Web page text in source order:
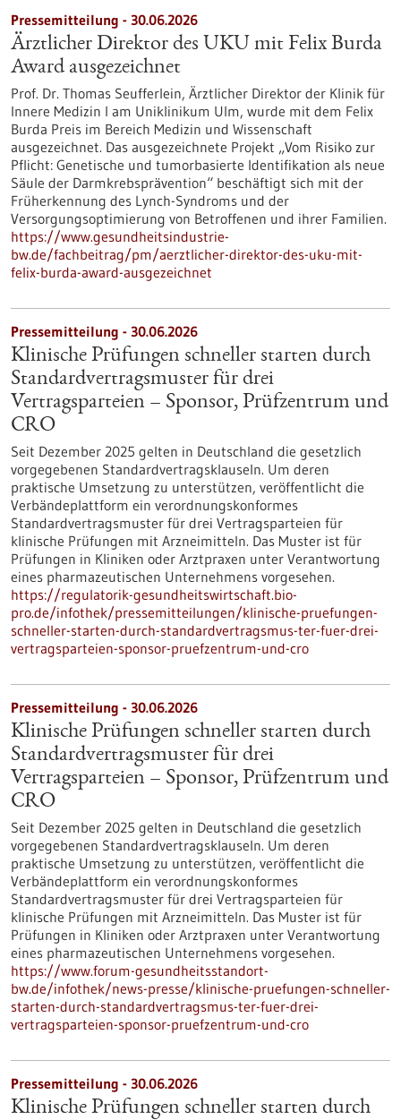
Pressemitteilung - 30.06.2026
Ärztlicher Direktor des UKU mit Felix Burda
Award ausgezeichnet
Prof. Dr. Thomas Seufferlein, Ärztlicher Direktor der Klinik für
Innere Medizin I am Uniklinikum Ulm, wurde mit dem Felix
Burda Preis im Bereich Medizin und Wissenschaft
ausgezeichnet. Das ausgezeichnete Projekt „Vom Risiko zur
Pflicht: Genetische und tumorbasierte Identifikation als neue
Säule der Darmkrebsprävention“ beschäftigt sich mit der
Früherkennung des Lynch-​Syndroms und der
Versorgungsoptimierung von Betroffenen und ihrer Familien.
https://www.gesundheitsindustrie-
bw.de/fachbeitrag/pm/aerztlicher-direktor-des-uku-mit-
felix-burda-award-ausgezeichnet
Pressemitteilung - 30.06.2026
Klinische Prüfungen schneller starten durch
Standardvertragsmuster für drei
Vertragsparteien – Sponsor, Prüfzentrum und
CRO
Seit Dezember 2025 gelten in Deutschland die gesetzlich
vorgegebenen Standardvertragsklauseln. Um deren
praktische Umsetzung zu unterstützen, veröffentlicht die
Verbändeplattform ein verordnungskonformes
Standardvertragsmuster für drei Vertragsparteien für
klinische Prüfungen mit Arzneimitteln. Das Muster ist für
Prüfungen in Kliniken oder Arztpraxen unter Verantwortung
eines pharmazeutischen Unternehmens vorgesehen.
https://regulatorik-gesundheitswirtschaft.bio-
pro.de/infothek/pressemitteilungen/klinische-pruefungen-
schneller-starten-durch-standardvertragsmus-ter-fuer-drei-
vertragsparteien-sponsor-pruefzentrum-und-cro
Pressemitteilung - 30.06.2026
Klinische Prüfungen schneller starten durch
Standardvertragsmuster für drei
Vertragsparteien – Sponsor, Prüfzentrum und
CRO
Seit Dezember 2025 gelten in Deutschland die gesetzlich
vorgegebenen Standardvertragsklauseln. Um deren
praktische Umsetzung zu unterstützen, veröffentlicht die
Verbändeplattform ein verordnungskonformes
Standardvertragsmuster für drei Vertragsparteien für
klinische Prüfungen mit Arzneimitteln. Das Muster ist für
Prüfungen in Kliniken oder Arztpraxen unter Verantwortung
eines pharmazeutischen Unternehmens vorgesehen.
https://www.forum-gesundheitsstandort-
bw.de/infothek/news-presse/klinische-pruefungen-schneller-
starten-durch-standardvertragsmus-ter-fuer-drei-
vertragsparteien-sponsor-pruefzentrum-und-cro
Pressemitteilung - 30.06.2026
Klinische Prüfungen schneller starten durch